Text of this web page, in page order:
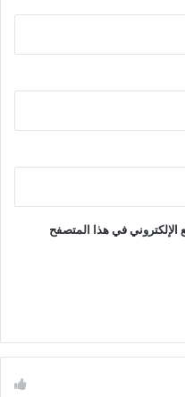
الإلكتروني في هذا المتصفح